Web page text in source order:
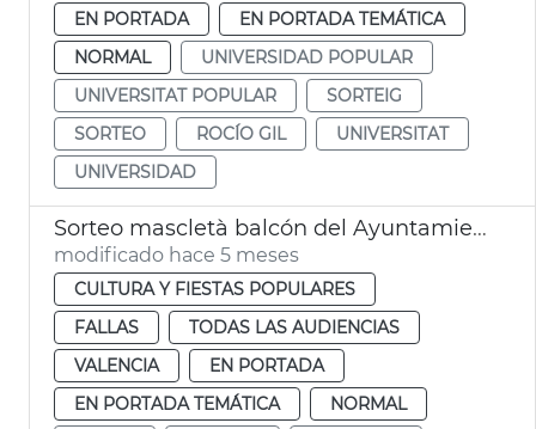
EN PORTADA
EN PORTADA TEMÁTICA
NORMAL
UNIVERSIDAD POPULAR
UNIVERSITAT POPULAR
SORTEIG
SORTEO
ROCÍO GIL
UNIVERSITAT
UNIVERSIDAD
Sorteo mascletà balcón del Ayuntamiento València
modificado hace 5 meses
CULTURA Y FIESTAS POPULARES
FALLAS
TODAS LAS AUDIENCIAS
VALENCIA
EN PORTADA
EN PORTADA TEMÁTICA
NORMAL